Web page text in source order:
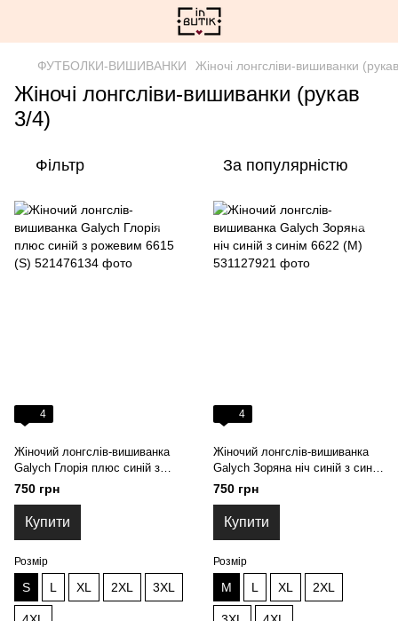
ФУТБОЛКИ-ВИШИВАНКИ Жіночі лонгсліви-вишиванки
Жіночі лонгсліви-вишиванки (рукав
3/4)
Фільтр За популярністю
4
Жіночий лонгслів-вишиванка
Galych Глорія плюс синій з
рожевим 6615 (S)
750 грн
Купити
Розмір
S L XL 2XL 3XL
4
Жіночий лонгслів-вишиванка
Galych Зоряна ніч синій з синім
6622 (M)
750 грн
Купити
Розмір
M L XL 2XL